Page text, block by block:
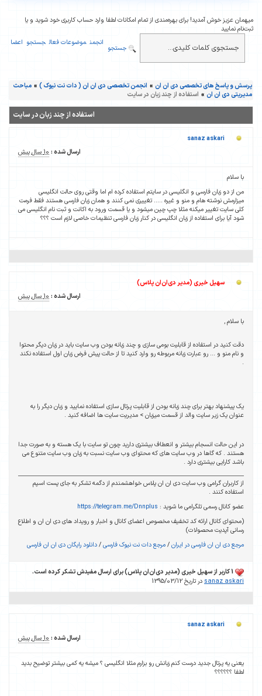
میهمان عزیز خوش آمدید! برای بهره‌مندی از تمام امکانات لطفا وارد حساب کاربری خود شوید و یا
ثبت‌نام نمایید
انجمن موضوعات فعال جستجو اعضا
جستجو
پرسش و پاسخ های تخصصی دی ان ان » انجمن تخصصی دی ان ان ( دات نت نیوک ) » مباحث
مدیریتی دی ان ان » استفاده از چند زبان در سایت
استفاده از چند زبان در سایت
sanaz askari
ارسال شده : 10 سال پیش
با سلام
من از دو زبان فارسی و انگلیسی در سایتم استفاده کرده ام اما وقتی روی حالت انگلیسی
میزارمش نوشته هام و منو و غیره ..... تغییری نمی کنند و همان زبان فارسی هستند فقط فرمت
کلی سایت تغییر میکنه مثلا چپ چین میشود و یا قسمت ورود به اکانت و ثبت نام انگلیسی می
شود آیا برای استفاده از زبان انگلیسی در کنار زبان فارسی تنظیمات خاصی لازم است ؟؟؟
سهیل خیری (مدیر دی‌ان‌ان پلاس)
ارسال شده : 10 سال پیش
با سلام ,
دقت کنید در استفاده از قابلیت بومی سازی و چند زبانه بودن وب سایت باید در زبان دیگر محتوا
و نام منو و ... رو عبارت زبانه مربوطه رو وارد کنید تا از حالت پیش فرض زبان اول استفاده نکند
.
یک پیشنهاد بهتر برای چند زبانه بودن از قابلیت پرتال سازی استفاده نمایید و زبان دیگر را به
عنوان یک زیر سایت والد از قسمت میزبان > مدیریت سایت ها اضافه کنید .
در این حالت انسجام بیشتر و انعطاف بیشتری دارید چون تو سایت با یک هسته و به صورت جدا
هستند . که گاها در وب سایت های که محتوای وب سایت نسبت به زبان وب سایت متنوع می
باشد کارایی بیشتری دارد .
از کاربران گرامی وب سایت دی ان ان پلاس خواهشمندم از دگمه تشکر به جای پست اسپم
استفاده کنند .
عضو کانال رسمی تلگرامی ما شوید : https://telegram.me/Dnnplus
(محتوای کانال ارائه کد تخفیف مخصوص اعضای کانال و اخبار و رویداد های دی ان ان و اطلاع
رسانی آپدیت محصولات)
مرجع دی ان ان فارسی در ایران/مرجع دات نت نیوک فارسی/دانلود رایگان دی ان ان فارسی
sanaz askari در تاریخ 1395/03/12
sanaz askari
ارسال شده : 10 سال پیش
یعنی یه پرتال جدید درست کنم زبانش رو بزارم مثلا انگلیسی ؟ میشه یه کمی بیشتر توضیح بدید
لطفا ؟؟؟؟؟؟